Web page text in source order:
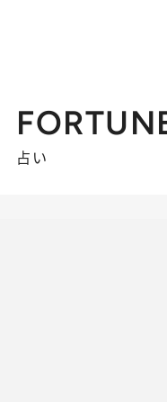
占い